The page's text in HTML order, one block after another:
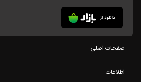
صفحات اصلی
اطلاعات